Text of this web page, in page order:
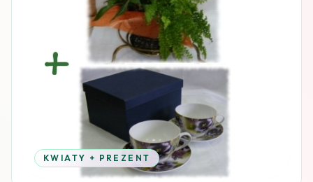
KWIATY + PREZENT